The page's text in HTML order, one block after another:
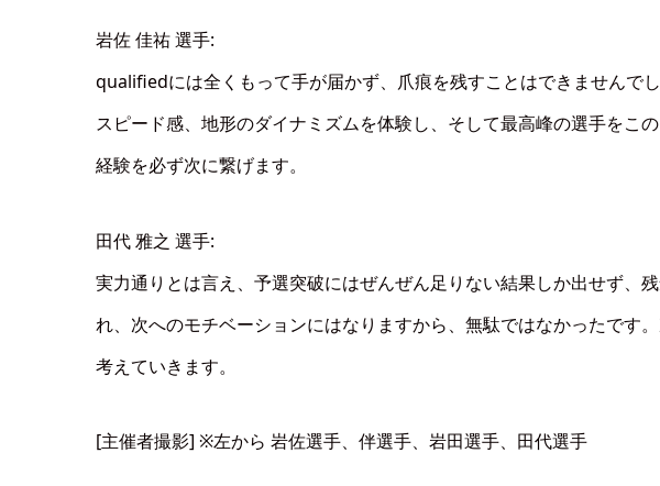
岩佐 佳祐 選手:
qualifiedには全くもって手が届かず、爪痕を残すことはできませんで
スピード感、地形のダイナミズムを体験し、そして最高峰の選手をこ
経験を必ず次に繋げます。
田代 雅之 選手:
実力通りとは言え、予選突破にはぜんぜん足りない結果しか出せず、
れ、次へのモチベーションにはなりますから、無駄ではなかったです
考えていきます。
[主催者撮影] ※左から 岩佐選手、伴選手、岩田選手、田代選手